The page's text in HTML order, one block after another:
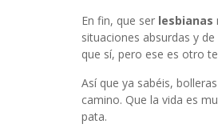
En fin, que ser lesbianas
situaciones absurdas y
que sí, pero ese es otro
Así que ya sabéis,
camino. Que la vida es
pata.